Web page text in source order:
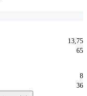
13,75
65
8
36